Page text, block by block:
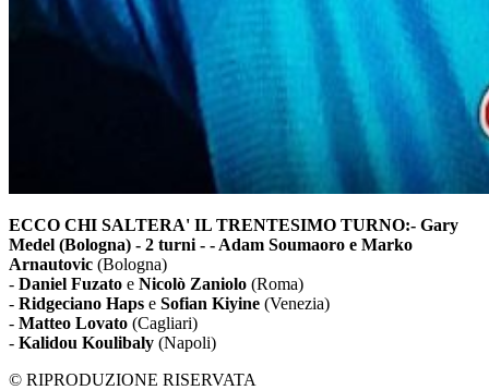
ECCO CHI SALTERA' IL TRENTESIMO TURNO:- Gary
Medel (Bologna) - 2 turni - - Adam Soumaoro e Marko
Arnautovic (Bologna)
- Daniel Fuzato e Nicolò Zaniolo (Roma)
- Ridgeciano Haps e Sofian Kiyine (Venezia)
- Matteo Lovato (Cagliari)
- Kalidou Koulibaly (Napoli)
© RIPRODUZIONE RISERVATA